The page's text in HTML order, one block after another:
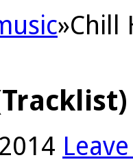
»Chill